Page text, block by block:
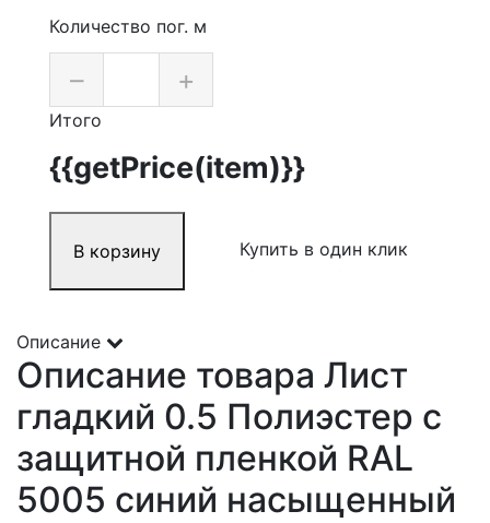
Количество пог. м
– +
Итого
{{getPrice(item)}}
В корзину Купить в один клик
Описание
Описание товара Лист
гладкий 0.5 Полиэстер с
защитной пленкой RAL
5005 синий насыщенный